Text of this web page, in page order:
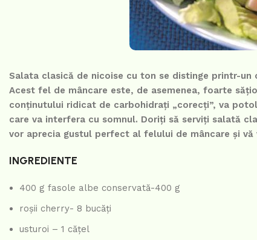
Salata clasică de nicoise cu ton se distinge printr-
Acest fel de mâncare este, de asemenea, foarte
conținutului ridicat de carbohidrați „corecți”, va
care va interfera cu somnul. Doriți să serviți salată
vor aprecia gustul perfect al felului de mâncare și
INGREDIENTE
400 g fasole albe conservată-400 g
roșii cherry- 8 bucăți
usturoi – 1 cățel